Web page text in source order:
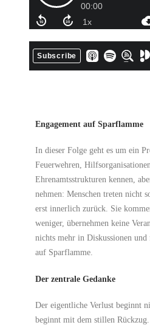
Engagement auf Sparflamme
In dieser Folge geht es um ein
Feuerwehren,
Ehrenamtsstrukturen kennen,
nehmen: Menschen treten nicht
erst innerlich zurück. Sie
weniger, übernehmen keine
nichts mehr in Diskussionen
auf Sparflamme.
Der zentrale Gedanke
Der eigentliche Verlust beginnt
beginnt mit dem stillen